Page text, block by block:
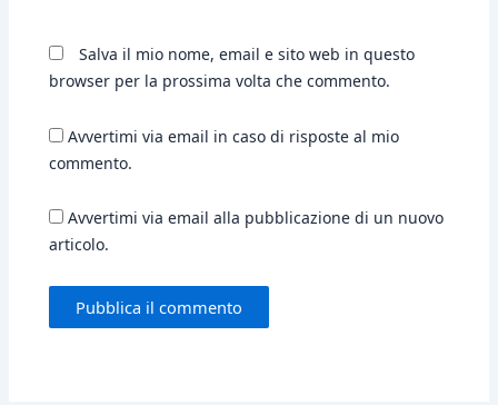
Salva il mio nome, email e sito web in questo
browser per la prossima volta che commento.
Avvertimi via email in caso di risposte al mio
commento.
Avvertimi via email alla pubblicazione di un nuovo
articolo.